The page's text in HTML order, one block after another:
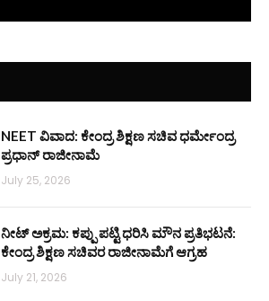
NEET ವಿವಾದ: ಕೇಂದ್ರ ಶಿಕ್ಷಣ ಸಚಿವ ಧರ್ಮೇಂದ್ರ
ಪ್ರಧಾನ್ ರಾಜೀನಾಮೆ
July 25, 2026
ನೀಟ್ ಅಕ್ರಮ: ಕಪ್ಪು ಪಟ್ಟಿ ಧರಿಸಿ ಮೌನ ಪ್ರತಿಭಟನೆ:
ಕೇಂದ್ರ ಶಿಕ್ಷಣ ಸಚಿವರ ರಾಜೀನಾಮೆಗೆ ಆಗ್ರಹ
July 21, 2026